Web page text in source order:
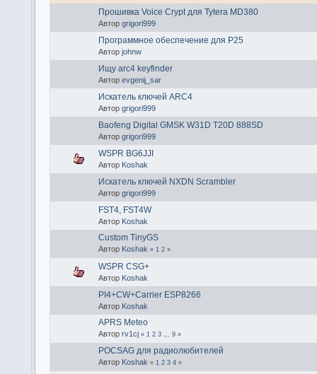
Прошивка Voice Crypt для Tytera MD380
Автор grigori999
Программное обеспечение для P25
Автор johnw
Ищу arc4 keyfinder
Автор evgenij_sar
Искатель ключей ARC4
Автор grigori999
Baofeng Digital GMSK W31D T20D 888SD
Автор grigori999
WSPR BG6JJI
Автор Koshak
Искатель ключей NXDN Scrambler
Автор grigori999
FST4, FST4W
Автор Koshak
Custom TinyGS
Автор Koshak « 1 2 »
WSPR CSG+
Автор Koshak
PI4+CW+Carrier ESP8266
Автор Koshak
APRS Meteo
Автор rv1cj « 1 2 3 ... 9 »
POCSAG для радиолюбителей
Автор Koshak « 1 2 3 4 »